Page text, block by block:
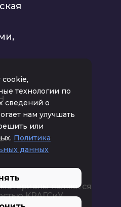
материалы являются
КРАГСиУ
cookie,
технологии по
сведений о
нам улучшать
или
Политика
данных